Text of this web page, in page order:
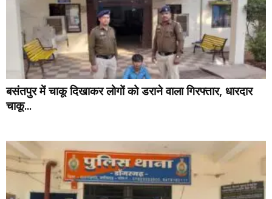
बसंतपुर में चाकू दिखाकर लोगों को डराने वाला गिरफ्तार, धारदार
चाकू...